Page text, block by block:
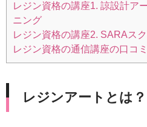
レジン資格の講座1. 諒設計ア
ニング
レジン資格の講座2. SARAス
レジン資格の通信講座の口コミ
レジンアートとは？